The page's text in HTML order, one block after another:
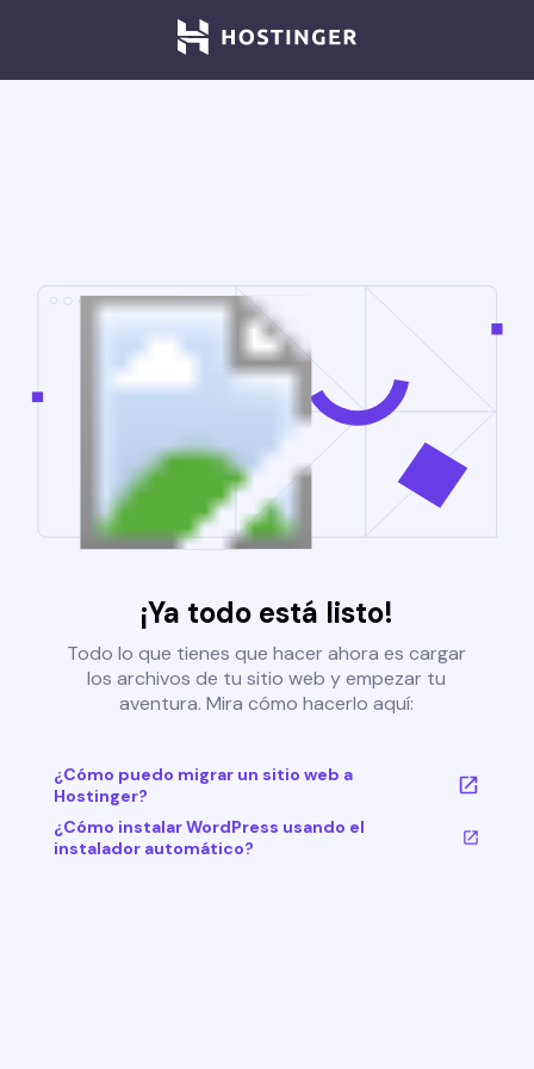
¡Ya todo está listo!
Todo lo que tienes que hacer ahora es cargar
los archivos de tu sitio web y empezar tu
aventura. Mira cómo hacerlo aquí:
¿Cómo puedo migrar un sitio web a
Hostinger?
¿Cómo instalar WordPress usando el
instalador automático?